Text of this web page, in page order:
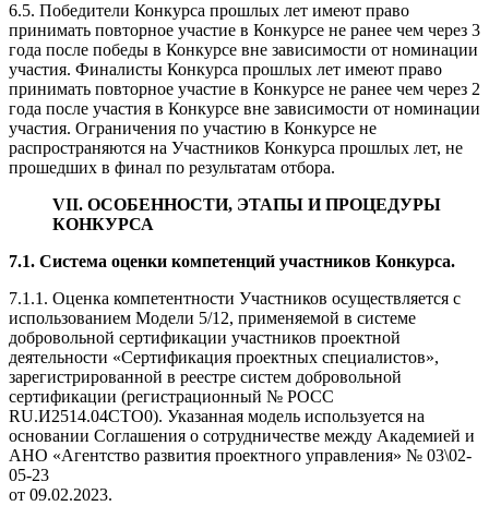
6.5. Победители Конкурса прошлых лет имеют право
принимать повторное участие в Конкурсе не ранее чем через 3
года после победы в Конкурсе вне зависимости от номинации
участия. Финалисты Конкурса прошлых лет имеют право
принимать повторное участие в Конкурсе не ранее чем через 2
года после участия в Конкурсе вне зависимости от номинации
участия. Ограничения по участию в Конкурсе не
распространяются на Участников Конкурса прошлых лет, не
прошедших в финал по результатам отбора.
VII. ОСОБЕННОСТИ, ЭТАПЫ И ПРОЦЕДУРЫ
КОНКУРСА
7.1. Система оценки компетенций участников Конкурса.
7.1.1. Оценка компетентности Участников осуществляется с
использованием Модели 5/12, применяемой в системе
добровольной сертификации участников проектной
деятельности «Сертификация проектных специалистов»,
зарегистрированной в реестре систем добровольной
сертификации (регистрационный № РОСС
RU.И2514.04СТО0). Указанная модель используется на
основании Соглашения о сотрудничестве между Академией и
АНО «Агентство развития проектного управления» № 03\02-
05-23
от 09.02.2023.